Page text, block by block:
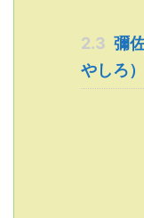
2.3 彌
やしろ）